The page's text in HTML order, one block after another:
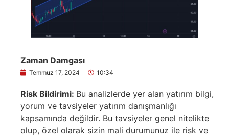
Zaman Damgası
Temmuz 17, 2024 10:34
Risk Bildirimi: Bu analizlerde yer alan yatırım bilgi,
yorum ve tavsiyeler yatırım danışmanlığı
kapsamında değildir. Bu tavsiyeler genel nitelikte
olup, özel olarak sizin mali durumunuz ile risk ve